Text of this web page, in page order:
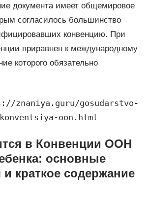
документа имеет общемировое
согласилось большинство
конвенцию. При
приравнен к международному
которого обязательно
znaniya.guru/gosudarstvo-
oon.html
в Конвенции ООН
основные
краткое содержание